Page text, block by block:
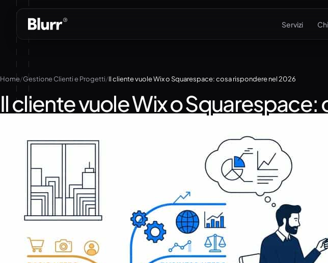
contenuto
Servizi
Home Gestione Clienti e Progetti Il cliente vuole Wix o Squarespace: cosa rispondere nel 2026
Il cliente vuole Wix o